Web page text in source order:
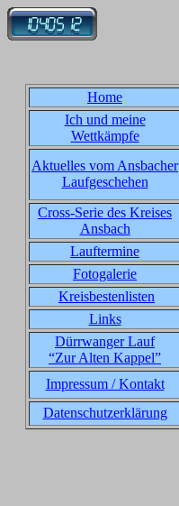
Home
Ich und meine
Wettkämpfe
Aktuelles vom Ansbacher
Laufgeschehen
Cross-Serie des Kreises
Ansbach
Lauftermine
Fotogalerie
Kreisbestenlisten
Links
Dürrwanger Lauf
“Zur Alten Kappel”
Impressum / Kontakt
Datenschutzerklärung